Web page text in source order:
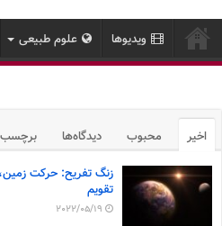
ویدیوها علوم طبیعی
اخیر محبوب دیدگاه‌ها
زنگ تفریح: حرکت
تقویم
2022/05/19